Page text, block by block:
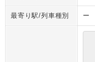
最寄り駅/列車種別 ー